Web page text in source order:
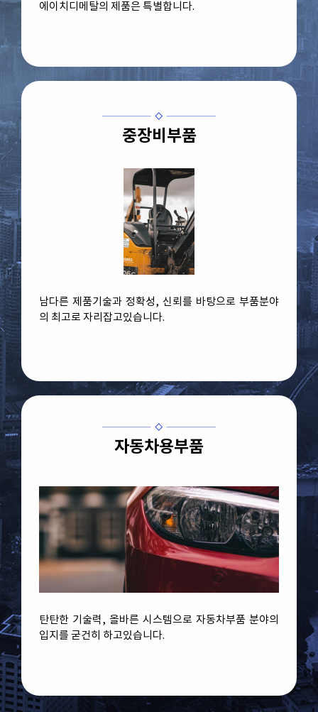
에이치디메탈의 제품은 특별합니다.
중장비부품
남다른 제품기술과 정확성, 신뢰를 바탕으로 부품분야
의 최고로 자리잡고있습니다.
자동차용부품
탄탄한 기술력, 올바른 시스템으로 자동차부품 분야의
입지를 굳건히 하고있습니다.